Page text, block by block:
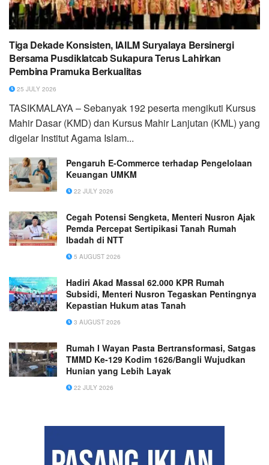
Tiga Dekade Konsisten, IAILM Suryalaya Bersinergi
Bersama Pusdiklatcab Sukapura Terus Lahirkan
Pembina Pramuka Berkualitas
25 JULY 2026
TASIKMALAYA – Sebanyak 192 peserta mengikuti Kursus
Mahir Dasar (KMD) dan Kursus Mahir Lanjutan (KML) yang
digelar Institut Agama Islam...
Pengaruh E-Commerce terhadap Pengelolaan
Keuangan UMKM
22 JULY 2026
Cegah Potensi Sengketa, Menteri Nusron Ajak
Pemda Percepat Sertipikasi Tanah Rumah
Ibadah di NTT
5 AUGUST 2026
Hadiri Akad Massal 62.000 KPR Rumah
Subsidi, Menteri Nusron Tegaskan Pentingnya
Kepastian Hukum atas Tanah
3 AUGUST 2026
Rumah I Wayan Pasta Bertransformasi, Satgas
TMMD Ke-129 Kodim 1626/Bangli Wujudkan
Hunian yang Lebih Layak
22 JULY 2026